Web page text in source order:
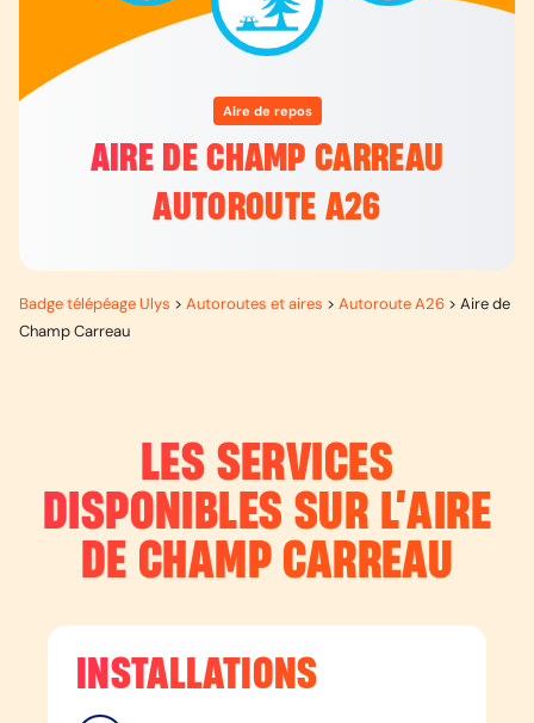
Aire de repos
AIRE DE CHAMP CARREAU
AUTOROUTE A26
Badge télépéage Ulys > Autoroutes et aires > Autoroute A26 > Aire de
Champ Carreau
LES SERVICES
DISPONIBLES SUR L’AIRE
DE CHAMP CARREAU
INSTALLATIONS